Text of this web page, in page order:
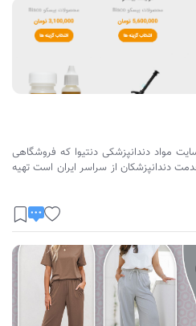
مواد دندانپزشکی دنتیوا که فروشگاهی
دندانپزشکان از سراسر ایران است تهیه